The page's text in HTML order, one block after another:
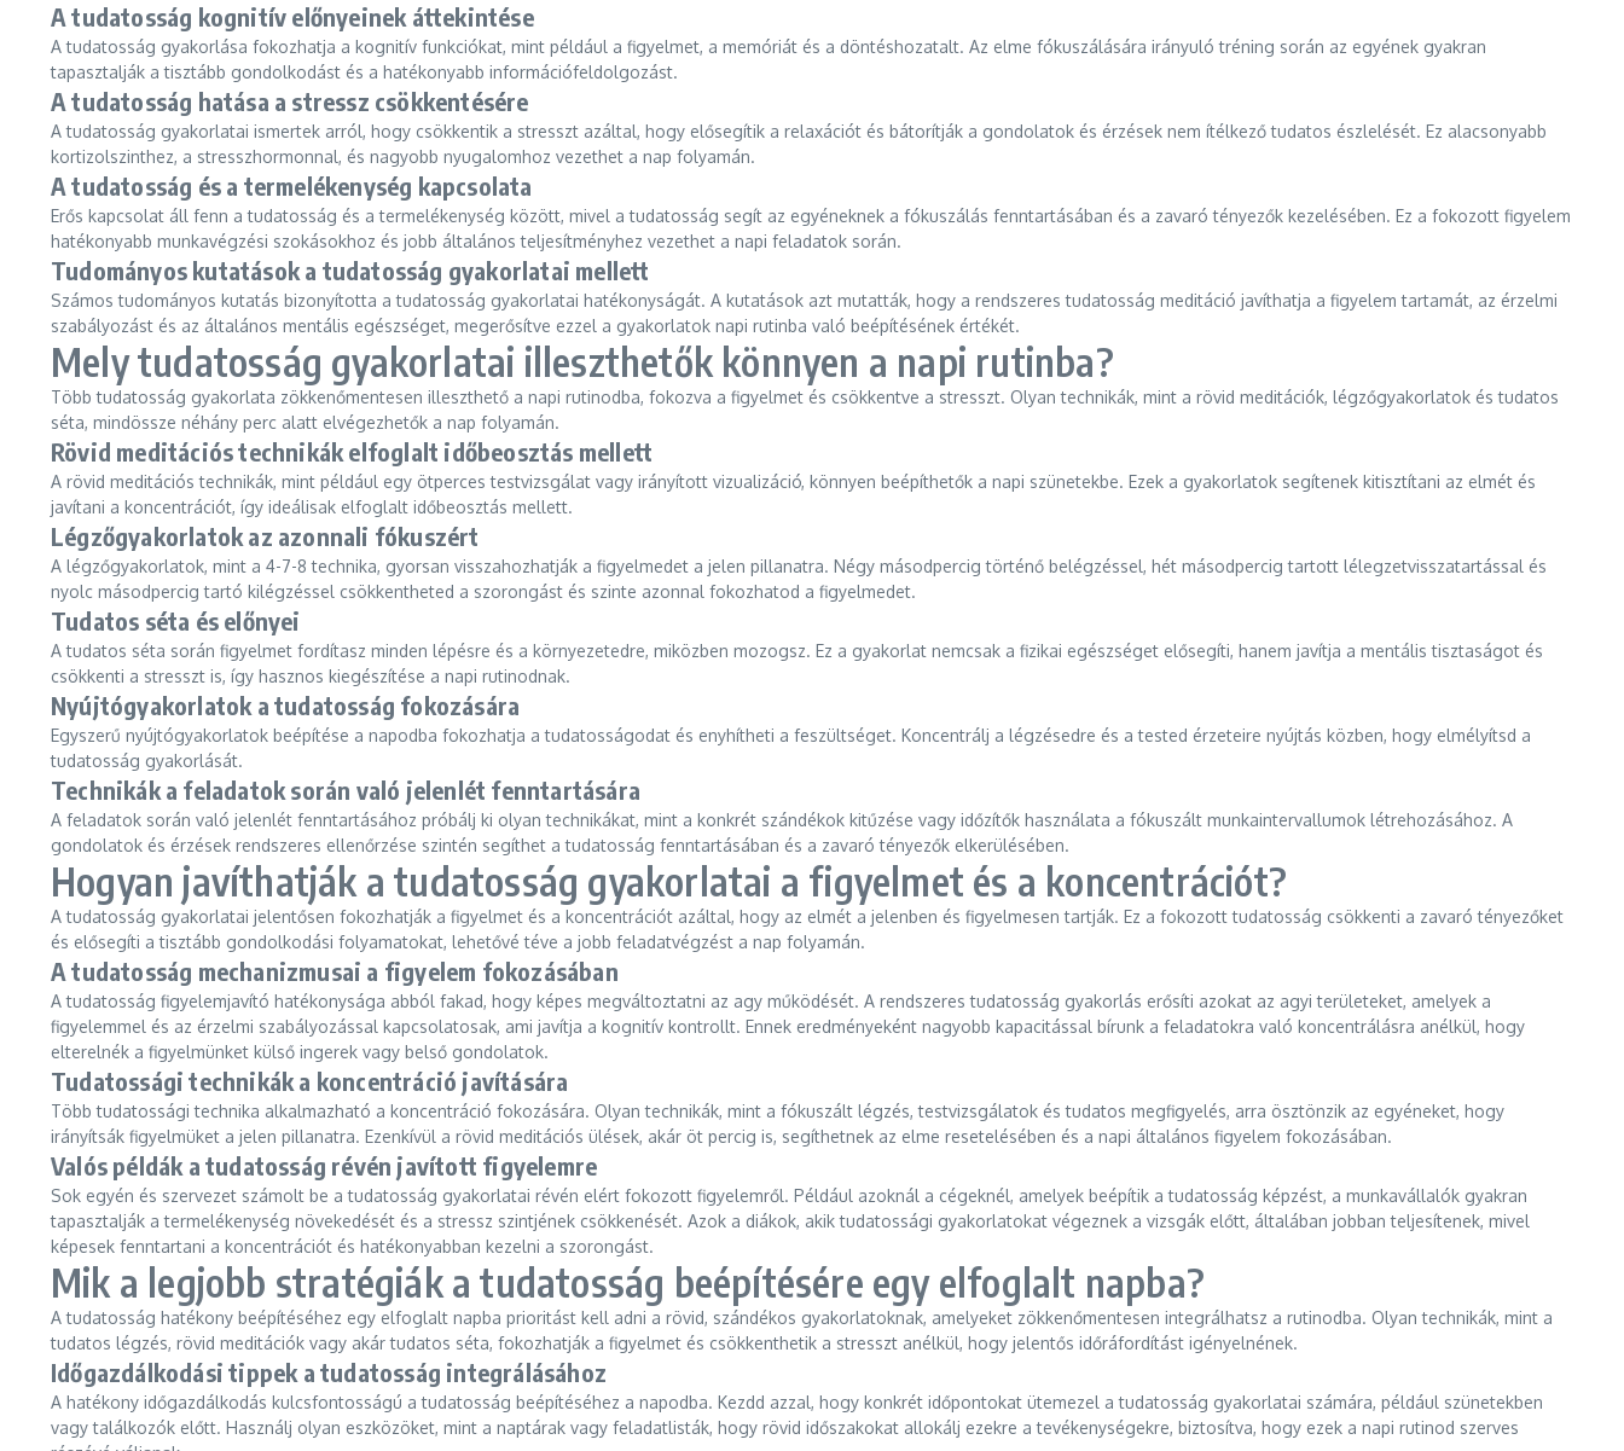
A tudatosság kognitív előnyeinek áttekintése
A tudatosság gyakorlása fokozhatja a kognitív funkciókat, mint például a figyelmet, a memóriát és a döntéshozatalt. Az elme fókuszálására irányuló tréning során az egyének gyakran
tapasztalják a tisztább gondolkodást és a hatékonyabb információfeldolgozást.
A tudatosság hatása a stressz csökkentésére
A tudatosság gyakorlatai ismertek arról, hogy csökkentik a stresszt azáltal, hogy elősegítik a relaxációt és bátorítják a gondolatok és érzések nem ítélkező tudatos észlelését. Ez alacsonyabb
kortizolszinthez, a stresszhormonnal, és nagyobb nyugalomhoz vezethet a nap folyamán.
A tudatosság és a termelékenység kapcsolata
Erős kapcsolat áll fenn a tudatosság és a termelékenység között, mivel a tudatosság segít az egyéneknek a fókuszálás fenntartásában és a zavaró tényezők kezelésében. Ez a fokozott figyelem
hatékonyabb munkavégzési szokásokhoz és jobb általános teljesítményhez vezethet a napi feladatok során.
Tudományos kutatások a tudatosság gyakorlatai mellett
Számos tudományos kutatás bizonyította a tudatosság gyakorlatai hatékonyságát. A kutatások azt mutatták, hogy a rendszeres tudatosság meditáció javíthatja a figyelem tartamát, az érzelmi
szabályozást és az általános mentális egészséget, megerősítve ezzel a gyakorlatok napi rutinba való beépítésének értékét.
Mely tudatosság gyakorlatai illeszthetők könnyen a napi rutinba?
Több tudatosság gyakorlata zökkenőmentesen illeszthető a napi rutinodba, fokozva a figyelmet és csökkentve a stresszt. Olyan technikák, mint a rövid meditációk, légzőgyakorlatok és tudatos
séta, mindössze néhány perc alatt elvégezhetők a nap folyamán.
Rövid meditációs technikák elfoglalt időbeosztás mellett
A rövid meditációs technikák, mint például egy ötperces testvizsgálat vagy irányított vizualizáció, könnyen beépíthetők a napi szünetekbe. Ezek a gyakorlatok segítenek kitisztítani az elmét és
javítani a koncentrációt, így ideálisak elfoglalt időbeosztás mellett.
Légzőgyakorlatok az azonnali fókuszért
A légzőgyakorlatok, mint a 4-7-8 technika, gyorsan visszahozhatják a figyelmedet a jelen pillanatra. Négy másodpercig történő belégzéssel, hét másodpercig tartott lélegzetvisszatartással és
nyolc másodpercig tartó kilégzéssel csökkentheted a szorongást és szinte azonnal fokozhatod a figyelmedet.
Tudatos séta és előnyei
A tudatos séta során figyelmet fordítasz minden lépésre és a környezetedre, miközben mozogsz. Ez a gyakorlat nemcsak a fizikai egészséget elősegíti, hanem javítja a mentális tisztaságot és
csökkenti a stresszt is, így hasznos kiegészítése a napi rutinodnak.
Nyújtógyakorlatok a tudatosság fokozására
Egyszerű nyújtógyakorlatok beépítése a napodba fokozhatja a tudatosságodat és enyhítheti a feszültséget. Koncentrálj a légzésedre és a tested érzeteire nyújtás közben, hogy elmélyítsd a
tudatosság gyakorlását.
Technikák a feladatok során való jelenlét fenntartására
A feladatok során való jelenlét fenntartásához próbálj ki olyan technikákat, mint a konkrét szándékok kitűzése vagy időzítők használata a fókuszált munkaintervallumok létrehozásához. A
gondolatok és érzések rendszeres ellenőrzése szintén segíthet a tudatosság fenntartásában és a zavaró tényezők elkerülésében.
Hogyan javíthatják a tudatosság gyakorlatai a figyelmet és a koncentrációt?
A tudatosság gyakorlatai jelentősen fokozhatják a figyelmet és a koncentrációt azáltal, hogy az elmét a jelenben és figyelmesen tartják. Ez a fokozott tudatosság csökkenti a zavaró tényezőket
és elősegíti a tisztább gondolkodási folyamatokat, lehetővé téve a jobb feladatvégzést a nap folyamán.
A tudatosság mechanizmusai a figyelem fokozásában
A tudatosság figyelemjavító hatékonysága abból fakad, hogy képes megváltoztatni az agy működését. A rendszeres tudatosság gyakorlás erősíti azokat az agyi területeket, amelyek a
figyelemmel és az érzelmi szabályozással kapcsolatosak, ami javítja a kognitív kontrollt. Ennek eredményeként nagyobb kapacitással bírunk a feladatokra való koncentrálásra anélkül, hogy
elterelnék a figyelmünket külső ingerek vagy belső gondolatok.
Tudatossági technikák a koncentráció javítására
Több tudatossági technika alkalmazható a koncentráció fokozására. Olyan technikák, mint a fókuszált légzés, testvizsgálatok és tudatos megfigyelés, arra ösztönzik az egyéneket, hogy
irányítsák figyelmüket a jelen pillanatra. Ezenkívül a rövid meditációs ülések, akár öt percig is, segíthetnek az elme resetelésében és a napi általános figyelem fokozásában.
Valós példák a tudatosság révén javított figyelemre
Sok egyén és szervezet számolt be a tudatosság gyakorlatai révén elért fokozott figyelemről. Például azoknál a cégeknél, amelyek beépítik a tudatosság képzést, a munkavállalók gyakran
tapasztalják a termelékenység növekedését és a stressz szintjének csökkenését. Azok a diákok, akik tudatossági gyakorlatokat végeznek a vizsgák előtt, általában jobban teljesítenek, mivel
képesek fenntartani a koncentrációt és hatékonyabban kezelni a szorongást.
Mik a legjobb stratégiák a tudatosság beépítésére egy elfoglalt napba?
A tudatosság hatékony beépítéséhez egy elfoglalt napba prioritást kell adni a rövid, szándékos gyakorlatoknak, amelyeket zökkenőmentesen integrálhatsz a rutinodba. Olyan technikák, mint a
tudatos légzés, rövid meditációk vagy akár tudatos séta, fokozhatják a figyelmet és csökkenthetik a stresszt anélkül, hogy jelentős időráfordítást igényelnének.
Időgazdálkodási tippek a tudatosság integrálásához
A hatékony időgazdálkodás kulcsfontosságú a tudatosság beépítéséhez a napodba. Kezdd azzal, hogy konkrét időpontokat ütemezel a tudatosság gyakorlatai számára, például szünetekben
vagy találkozók előtt. Használj olyan eszközöket, mint a naptárak vagy feladatlisták, hogy rövid időszakokat allokálj ezekre a tevékenységekre, biztosítva, hogy ezek a napi rutinod szerves